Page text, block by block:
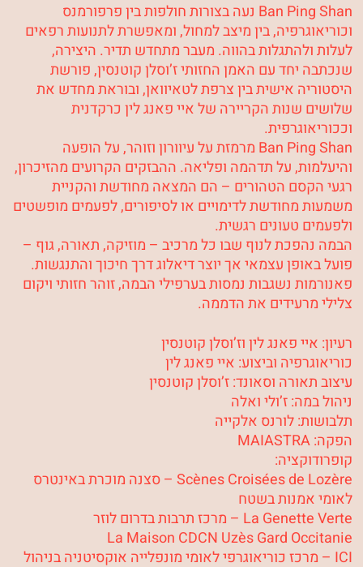
Ban Ping Shan נעה בצורות חולפות בין פרפורמנס
וכוריאוגרפיה, בין מיצב למחול, ומאפשרת לתנועות רפאים
לעלות ולהתגלות בהווה. מעבר מתחדש תדיר. היצירה,
שנכתבה יחד עם האמן החזותי ז’וסלן קוטנסין, פורשת
היסטוריה אישית בין צרפת לטאיוואן, ובוראת מחדש את
שלושים שנות הקריירה של איי פאנג לין כרקדנית
וככוריאוגרפית.
Ban Ping Shan מרמזת על עיוורון וזוהר, על הופעה
והיעלמות, על תדהמה ופליאה. ההבזקים הקרועים מהזיכרון,
רגעי הקסם הטהורים – הם המצאה מחודשת והקניית
משמעות מחודשת לדימויים או לסיפורים, לפעמים מופשטים
ולפעמים טעונים רגשית.
הבמה נהפכת לנוף שבו כל מרכיב – מוזיקה, תאורה, גוף –
פועל באופן עצמאי אך יוצר דיאלוג דרך חיכוך והתנגשות.
פאנורמות נשגבות נמסות בערפילי הבמה, זוהר חזותי ויקום
צלילי מרעידים את הדממה.
רעיון: איי פאנג לין וז’וסלן קוטנסין
כוריאוגרפיה וביצוע: איי פאנג לין
עיצוב תאורה וסאונד: ז’וסלן קוטנסין
ניהול במה: ז’ולי ואלה
תלבושות: לורנס אלקייה
הפקה: MAIASTRA
קופרודוקציה:
Scènes Croisées de Lozère – סצנה מוכרת באינטרס
לאומי אמנות בשטח
La Genette Verte – מרכז תרבות בדרום לוזר
La Maison CDCN Uzès Gard Occitanie
ICI – מרכז כוריאוגרפי לאומי מונפלייה אוקסיטניה בניהול